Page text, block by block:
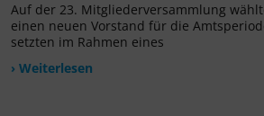
Auf der 23. Mitgliederversammlung
einen neuen Vorstand für die
setzten im Rahmen eines
› Weiterlesen